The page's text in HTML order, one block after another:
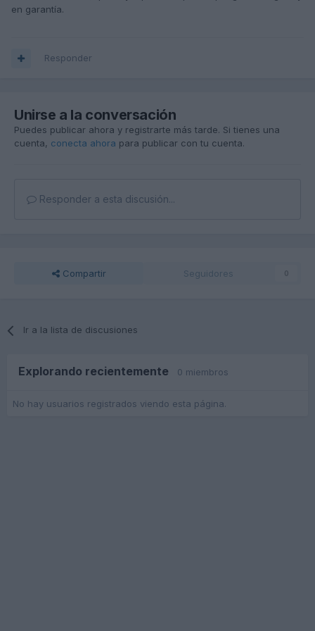
en garantía.
Responder
Unirse a la conversación
Puedes publicar ahora y registrarte más tarde. Si tienes una
cuenta, conecta ahora para publicar con tu cuenta.
Responder a esta discusión...
Compartir Seguidores 0
Ir a la lista de discusiones
Explorando recientemente 0 miembros
No hay usuarios registrados viendo esta página.